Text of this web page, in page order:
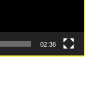
02:38